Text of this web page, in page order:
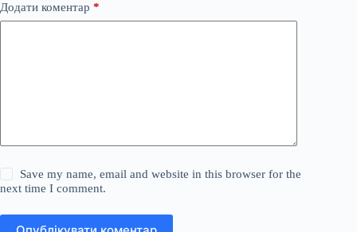
Додати коментар *
Save my name, email and website in this browser for the
next time I comment.